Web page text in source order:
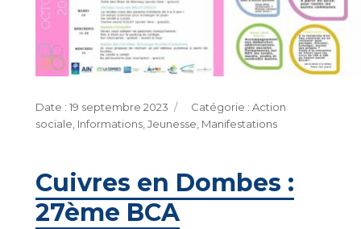
Publié
le
19 septembre 2023 Catégories
Action
sociale Informations, Jeunesse Manifestations
Cuivres en Dombes :
27ème BCA